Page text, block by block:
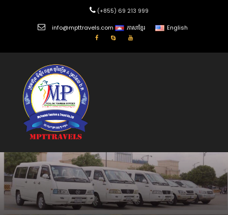
(+855) 69 213 999
info@mpttravels.com ភាសាខ្មែរ English